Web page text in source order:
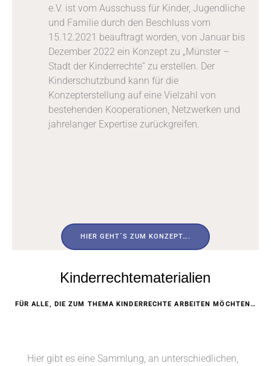
e.V. ist vom Ausschuss für Kinder, Jugendliche
und Familie durch den Beschluss vom
15.12.2021 beauftragt worden, von Januar bis
Dezember 2022 ein Konzept zu „Münster –
Stadt der Kinderrechte“ zu erstellen. Der
Kinderschutzbund kann für die
Konzepterstellung auf eine Vielzahl von
bestehenden Kooperationen, Netzwerken und
jahrelanger Expertise zurückgreifen.
HIER GEHT´S ZUM KONZEPT….
Kinderrechtematerialien
FÜR ALLE, DIE ZUM THEMA KINDERRECHTE ARBEITEN MÖCHTEN…
Hier gibt es eine Sammlung, an unterschiedlichen,